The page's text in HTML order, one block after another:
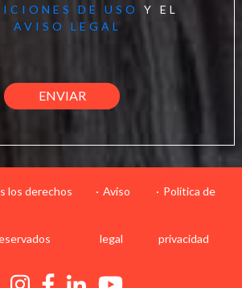
DE USO
Y EL
AVISO LEGAL
los derechos Aviso
legal
Política de
privacidad